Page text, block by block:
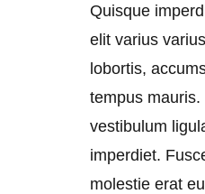
Quisque
elit varius
lobortis,
tempus mauris.
vestibulum
imperdiet.
molestie erat